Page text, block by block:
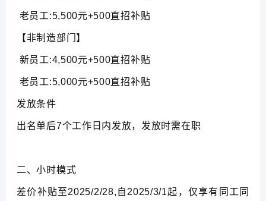
老员工:5,500元+500直招补贴
【非制造部门】
新员工:4,500元+500直招补贴
老员工:5,000元+500直招补贴
发放条件
出名单后7个工作日内发放，发放时需在职
二、小时模式
差价补贴至2025/2/28,自2025/3/1起，仅享有同工同